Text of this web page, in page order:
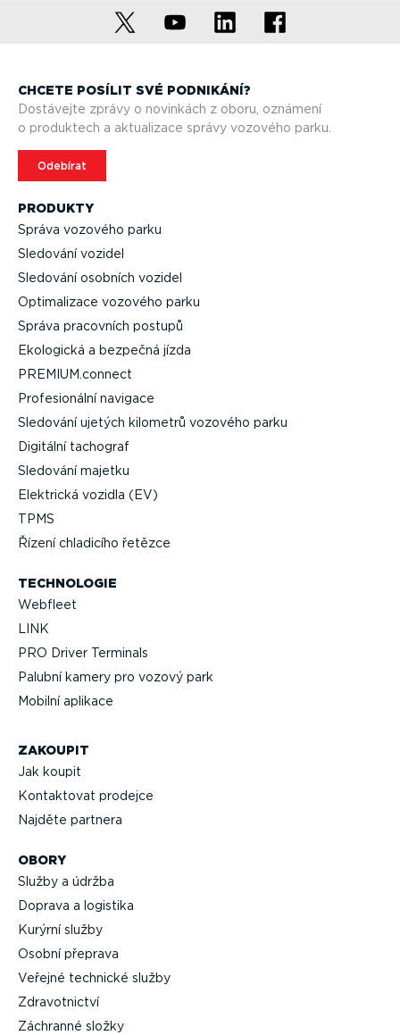
PRODUKTY
Správa vozového parku
Sledování vozidel
Sledování osobních vozidel
Optima­lizace vozového parku
Správa pracovních postupů
Ekologická a bezpečná jízda
PREMIUM.connect
Profe­si­o­nální navigace
Sledování ujetých kilometrů vozového parku
Digitální tachograf
Sledování majetku
Elektrická vozidla (EV)
TPMS
Řízení chladicího řetězce
TECHNOLOGIE
Webfleet
LINK
PRO Driver Terminals
Palubní kamery pro vozový park
Mobilní aplikace
ZAKOUPIT
Jak koupit
Kontaktovat prodejce
Najděte partnera
OBORY
Služby a údržba
Doprava a logistika
Kurýrní služby
Osobní přeprava
Veřejné technické služby
Zdravot­nictví
Záchranné složky
CHCETE POSÍLIT SVÉ PODNIKÁNÍ?
Dostávejte zprávy o novinkách z oboru, oznámení
o produktech a aktualizace správy vozového parku.
Odebírat